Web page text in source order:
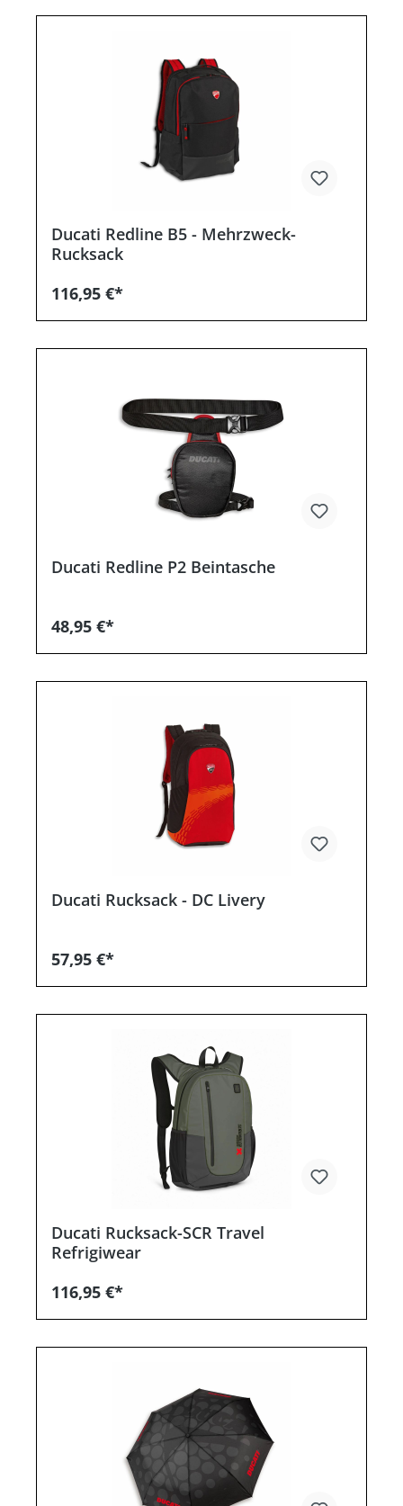
Ducati Redline B5 - Mehrzweck-
Rucksack
116,95 €*
Ducati Redline P2 Beintasche
48,95 €*
Ducati Rucksack - DC Livery
57,95 €*
Ducati Rucksack-SCR Travel
Refrigiwear
116,95 €*